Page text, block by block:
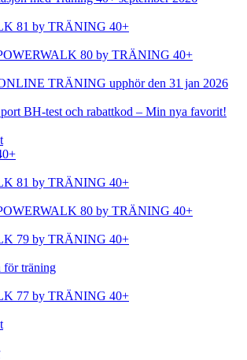
81 by TRÄNING 40+
80 by TRÄNING 40+
TRÄNING upphör den 31 jan 2026
BH-test och rabattkod – Min nya favorit!
81 by TRÄNING 40+
80 by TRÄNING 40+
79 by TRÄNING 40+
för träning
77 by TRÄNING 40+